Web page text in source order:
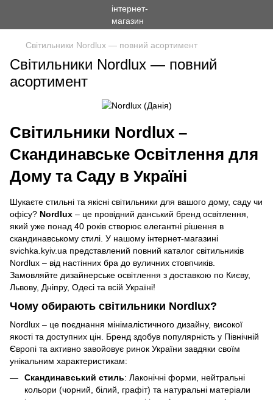
Світильники Nordlux — повний асортимент
Світильники Nordlux — повний
асортимент
Світильники Nordlux –
Скандинавське Освітлення для
Дому та Саду в Україні
Шукаєте стильні та якісні світильники для вашого дому, саду чи
офісу? Nordlux – це провідний данський бренд освітлення,
який уже понад 40 років створює елегантні рішення в
скандинавському стилі. У нашому інтернет-магазині
svichka.kyiv.ua представлений повний каталог світильників
Nordlux – від настінних бра до вуличних стовпчиків.
Замовляйте дизайнерське освітлення з доставкою по Києву,
Львову, Дніпру, Одесі та всій Україні!
Чому обирають світильники Nordlux?
Nordlux – це поєднання мінімалістичного дизайну, високої
якості та доступних цін. Бренд здобув популярність у Північній
Європі та активно завойовує ринок України завдяки своїм
унікальним характеристикам:
Скандинавський стиль: Лаконічні форми, нейтральні
кольори (чорний, білий, графіт) та натуральні матеріали